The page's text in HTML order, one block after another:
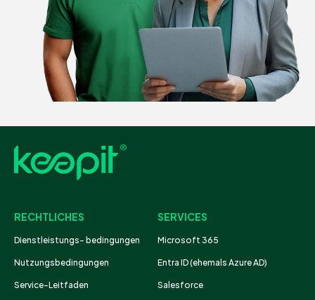
RECHTLICHES
Dienstleistungs- bedingungen
Nutzungsbedingungen
Service-Leitfaden
SERVICES
Microsoft 365
Entra ID (ehemals Azure AD)
Salesforce